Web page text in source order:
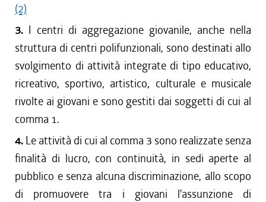
(2)
3. I centri di aggregazione giovanile, anche nella
struttura di centri polifunzionali, sono destinati allo
svolgimento di attività integrate di tipo educativo,
ricreativo, sportivo, artistico, culturale e musicale
rivolte ai giovani e sono gestiti dai soggetti di cui al
comma 1.
4. Le attività di cui al comma 3 sono realizzate senza
finalità di lucro, con continuità, in sedi aperte al
pubblico e senza alcuna discriminazione, allo scopo
di promuovere tra i giovani l'assunzione di